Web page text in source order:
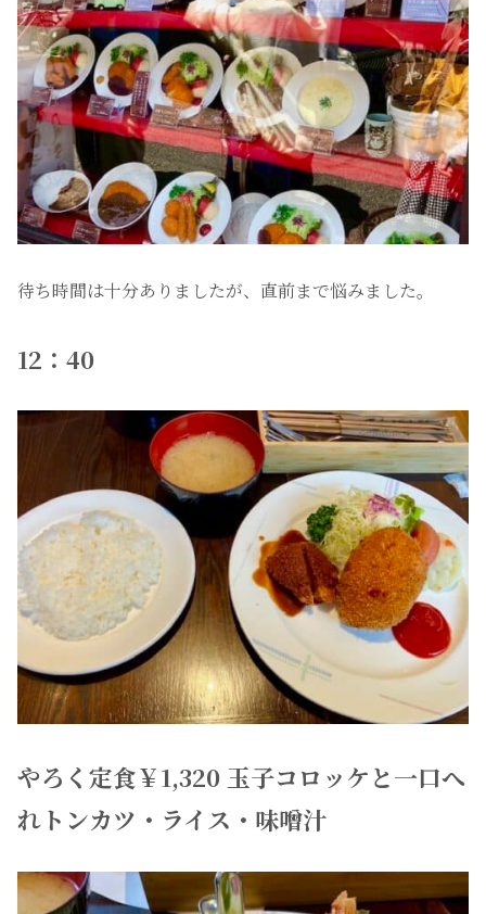
待ち時間は十分ありましたが、直前まで悩みました。
12：40
やろく定食￥1,320 玉子コロッケと一口へ
れトンカツ・ライス・味噌汁